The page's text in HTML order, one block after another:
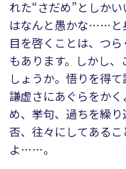
れた“さだめ”としか
はなんと愚かな……と
目を啓くことは、つ
もあります。しかし
しょうか。悟りを得
謙虚さにあぐらをか
め、挙句、過ちを繰り
否、往々にしてある
よ……。